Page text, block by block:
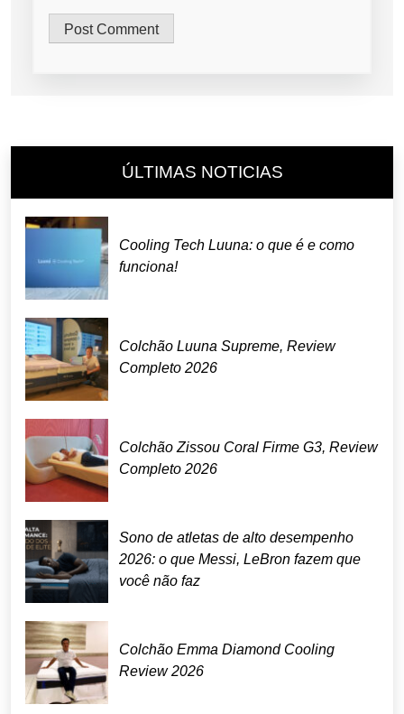
ÚLTIMAS NOTICIAS
Cooling Tech Luuna: o que é e como
funciona!
Colchão Luuna Supreme, Review
Completo 2026
Colchão Zissou Coral Firme G3, Review
Completo 2026
Sono de atletas de alto desempenho
2026: o que Messi, LeBron fazem que
você não faz
Colchão Emma Diamond Cooling
Review 2026